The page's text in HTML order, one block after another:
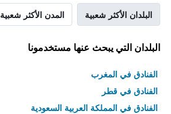
البلدان الأكثر شعبية المدن الأكثر شعبية
البلدان التي يبحث عنها مستخدمونا
الفنادق في المغرب
الفنادق في قطر
الفنادق في المملكة العربية السعودية